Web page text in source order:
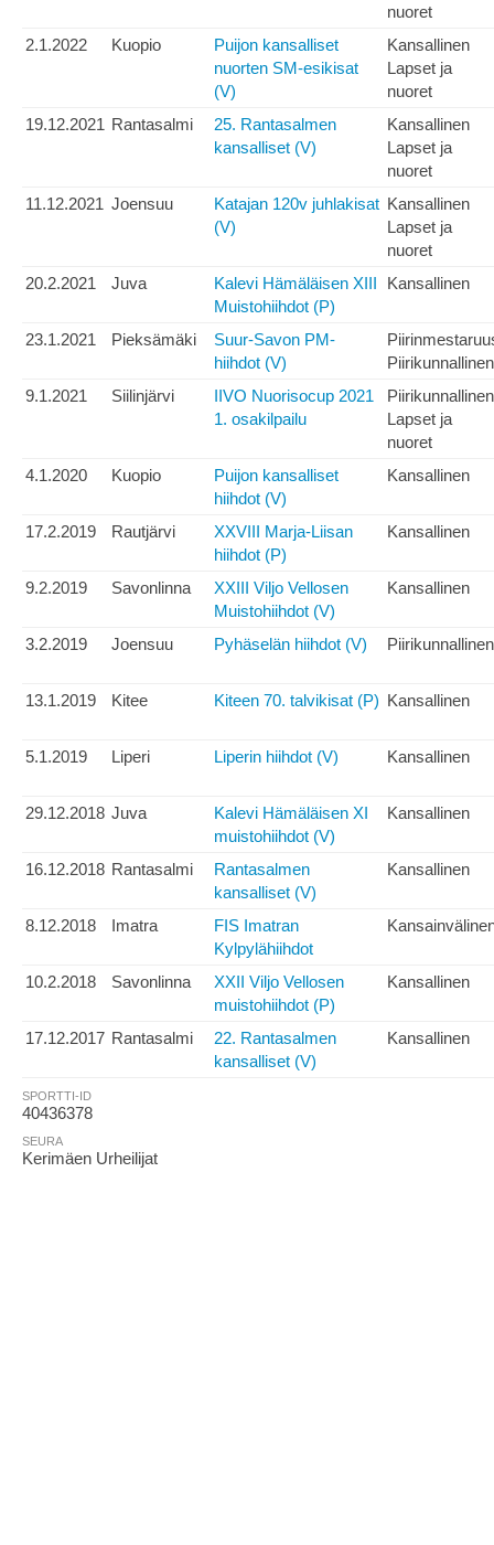
nuoret
2.1.2022
Kuopio
Puijon kansalliset
nuorten SM-esikisat
(V)
Kansallinen
Lapset ja
nuoret
19.12.2021 Rantasalmi
25. Rantasalmen
kansalliset (V)
Kansallinen
Lapset ja
nuoret
11.12.2021 Joensuu
Katajan 120v juhlakisat
(V)
Kansallinen
Lapset ja
nuoret
20.2.2021
Juva
Kalevi Hämäläisen XIII
Muistohiihdot (P)
Kansallinen
23.1.2021 Pieksämäki
Suur-Savon PM-
hiihdot (V)
Piirikunnallinen
9.1.2021
Siilinjärvi
IIVO Nuorisocup 2021
1. osakilpailu
Piirikunnallinen
Lapset ja
nuoret
4.1.2020
Kuopio
Puijon kansalliset
hiihdot (V)
Kansallinen
17.2.2019 Rautjärvi
XXVIII Marja-Liisan
hiihdot (P)
Kansallinen
9.2.2019 Savonlinna
XXIII Viljo Vellosen
Muistohiihdot (V)
Kansallinen
3.2.2019 Joensuu Pyhäselän hiihdot (V) Piirikunnallinen
13.1.2019 Kitee Kiteen 70. talvikisat (P) Kansallinen
5.1.2019 Liperi Liperin hiihdot (V) Kansallinen
29.12.2018 Juva
Kalevi Hämäläisen XI
muistohiihdot (V)
Kansallinen
16.12.2018 Rantasalmi
Rantasalmen
kansalliset (V)
Kansallinen
8.12.2018 Imatra
FIS Imatran
Kylpylähiihdot
10.2.2018 Savonlinna
XXII Viljo Vellosen
muistohiihdot (P)
Kansallinen
17.12.2017 Rantasalmi
22. Rantasalmen
kansalliset (V)
Kansallinen
SPORTTI-ID
40436378
SEURA
Kerimäen Urheilijat